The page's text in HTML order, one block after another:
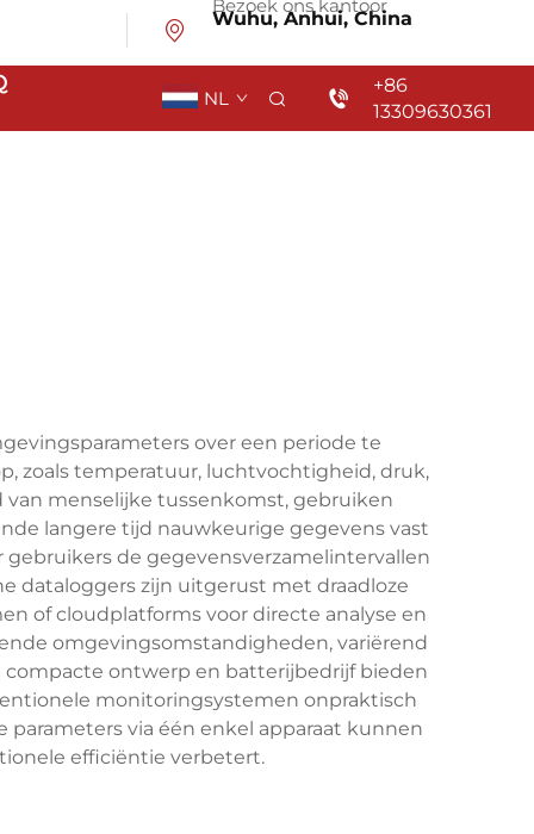
Bezoek ons kantoor
Wuhu, Anhui, China
NL
+86
13309630361
over een periode te
zoals temperatuur, luchtvochtigheid, druk,
menselijke tussenkomst, gebruiken
langere tijd nauwkeurige gegevens vast
de gegevensverzamelintervallen
dataloggers zijn uitgerust met draadloze
of cloudplatforms voor directe analyse en
omgevingsomstandigheden, variërend
ontwerp en batterijbedrijf bieden
monitoringsystemen onpraktisch
via één enkel apparaat kunnen
efficiëntie verbetert.